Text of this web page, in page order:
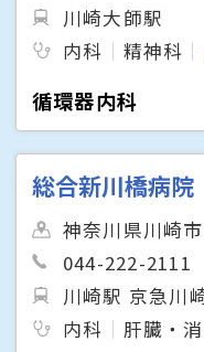
川崎大師駅
内科
精神科
循環器内科
総合新川橋病院
神奈川県川崎
044-222-2111
川崎駅 京急川
内科
肝臓・